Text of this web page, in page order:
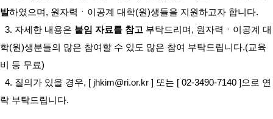
발하였으며, 원자력ㆍ이공계 대학(원)생들을 지원하고자 합니다.
3. 자세한 내용은 붙임 자료를 참고 부탁드리며, 원자력ㆍ이공계 대
학(원)생분들의 많은 참여할 수 있도 많은 참여 부탁드립니다.(교육
비 등 무료)
4. 질의가 있을 경우, [ jhkim@ri.or.kr ] 또는 [ 02-3490-7140 ]으로 연
락 부탁드립니다.